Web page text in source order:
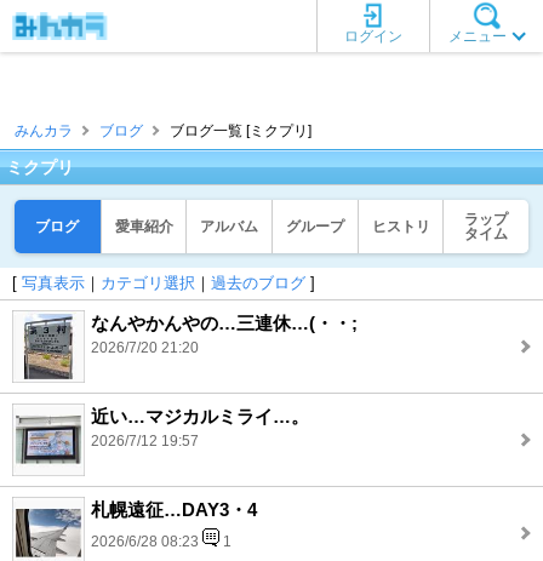
メニュー
ログイン
みんカラ ブログ ブログ一覧 [ミクプリ]
ミクプリ
ブログ 愛車紹介 アルバム グループ ヒストリ
ラップ
タイム
[ 写真表示 ｜ カテゴリ選択 ｜ 過去のブログ ]
なんやかんやの…三連休…(・・;
2026/7/20 21:20
近い…マジカルミライ…。
2026/7/12 19:57
札幌遠征…DAY3・4
2026/6/28 08:23 1